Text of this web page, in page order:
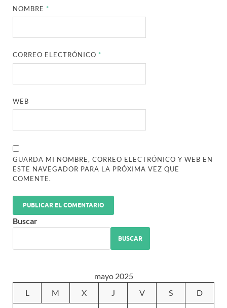
NOMBRE *
CORREO ELECTRÓNICO *
WEB
GUARDA MI NOMBRE, CORREO ELECTRÓNICO Y WEB EN
ESTE NAVEGADOR PARA LA PRÓXIMA VEZ QUE
COMENTE.
Buscar
BUSCAR
mayo 2025
L
M X J V S D